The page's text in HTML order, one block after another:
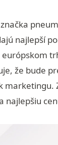
najlepší
že bude
marketingu.
najlepšiu